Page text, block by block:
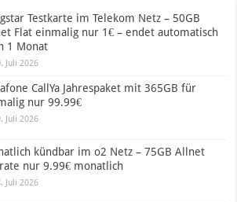
Testkarte im Telekom Netz – 50GB
Flat einmalig nur 1€ – endet automatisch
1 Monat
Juli 2026
CallYa Jahrespaket mit 365GB für
nur 99.99€
Juli 2026
kündbar im o2 Netz – 75GB Allnet
nur 9.99€ monatlich
Juli 2026